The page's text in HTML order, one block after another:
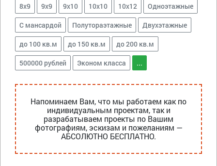
8х9 9х9 9х10 10х10 10х12 Одноэтажные
С мансардой Полутораэтажные Двухэтажные
до 100 кв.м до 150 кв.м до 200 кв.м
500000 рублей Эконом класса ...
Напоминаем Вам, что мы работаем как по
индивидуальным проектам, так и
разрабатываем проекты по Вашим
фотографиям, эскизам и пожеланиям —
АБСОЛЮТНО БЕСПЛАТНО.